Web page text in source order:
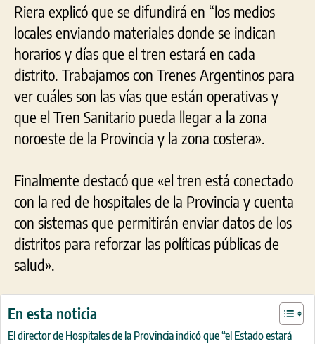
Riera explicó que se difundirá en “los medios
locales enviando materiales donde se indican
horarios y días que el tren estará en cada
distrito. Trabajamos con Trenes Argentinos para
ver cuáles son las vías que están operativas y
que el Tren Sanitario pueda llegar a la zona
noroeste de la Provincia y la zona costera».
Finalmente destacó que «el tren está conectado
con la red de hospitales de la Provincia y cuenta
con sistemas que permitirán enviar datos de los
distritos para reforzar las políticas públicas de
salud».
En esta noticia
El director de Hospitales de la Provincia indicó que “el Estado estará